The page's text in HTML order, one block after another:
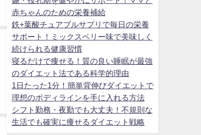
赤ちゃんのための栄養補給
鉄+葉酸チュアブルサプリで毎日の栄養
サポート！ミックスベリー味で美味しく
続けられる健康習慣
寝るだけで痩せる！質の良い睡眠が最強
のダイエット法である科学的理由
1日たった1分！簡単背伸びダイエットで
理想のボディラインを手に入れる方法
シフト勤務・夜勤でも大丈夫！不規則な
生活でも確実に痩せるダイエット戦略